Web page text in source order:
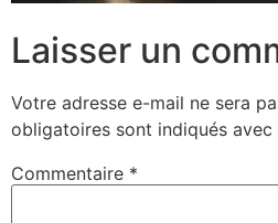
Laisser un
Votre adresse e-mail ne sera
obligatoires sont indiqués avec
Commentaire *